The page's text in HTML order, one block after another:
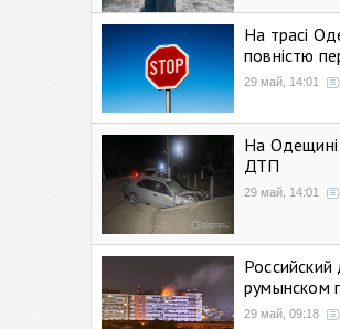
На трасі
повністю
29 май, 14:01
На Одещині
ДТП
29 май, 14:01
румынском
29 май, 09:18